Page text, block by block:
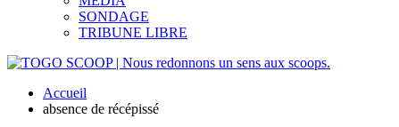
SONDAGE
TRIBUNE LIBRE
Accueil
absence de récépissé